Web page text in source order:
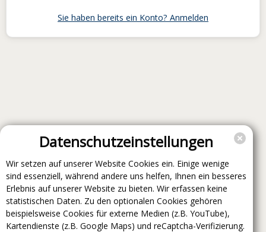
Sie haben bereits ein Konto? Anmelden
Datenschutzeinstellungen
Wir setzen auf unserer Website Cookies ein. Einige wenige
sind essenziell, während andere uns helfen, Ihnen ein besseres
Erlebnis auf unserer Website zu bieten. Wir erfassen keine
statistischen Daten. Zu den optionalen Cookies gehören
beispielsweise Cookies für externe Medien (z.B. YouTube),
Kartendienste (z.B. Google Maps) und reCaptcha-Verifizierung.